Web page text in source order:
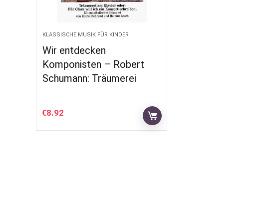
KLASSISCHE MUSIK FÜR KINDER
Wir entdecken
Komponisten – Robert
Schumann: Träumerei
€8.92